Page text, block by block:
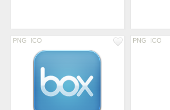
PNG ICO PNG ICO